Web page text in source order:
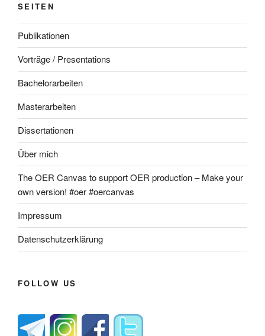
SEITEN
Publikationen
Vorträge / Presentations
Bachelorarbeiten
Masterarbeiten
Dissertationen
Über mich
The OER Canvas to support OER production – Make your
own version! #oer #oercanvas
Impressum
Datenschutzerklärung
FOLLOW US